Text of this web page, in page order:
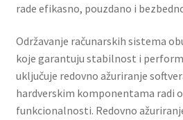
Kontakt
rade efikasno, pouzdano i
Održavanje računarskih sistema
koje garantuju stabilnost i
uključuje redovno ažuriranje
hardverskim komponentama radi
funkcionalnosti. Redovno